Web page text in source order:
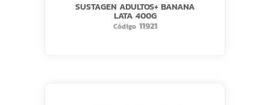
SUSTAGEN ADULTOS+ BANANA
LATA 400G
Código11921